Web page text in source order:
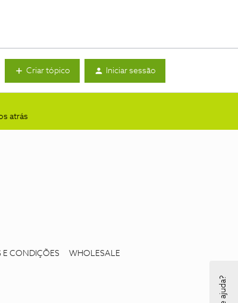
Criar tópico Iniciar sessão
atrás
E CONDIÇÕES WHOLESALE